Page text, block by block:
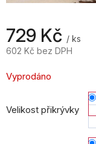
729 Kč / ks
602 Kč bez DPH
cena:
Vyprodáno
Velikost přikrývky